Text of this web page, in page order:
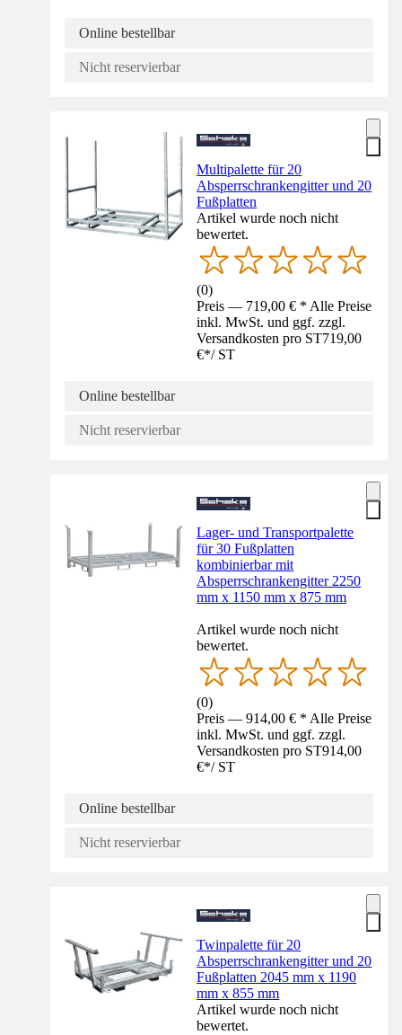
Online bestellbar
Nicht reservierbar
Multipalette für 20
Absperrschrankengitter und 20
Fußplatten
Artikel wurde noch nicht
bewertet.
(0)
Preis — 719,00 € * Alle Preise
inkl. MwSt. und ggf. zzgl.
Versandkosten pro ST719,00
€*/ ST
Online bestellbar
Nicht reservierbar
Lager- und Transportpalette
für 30 Fußplatten
kombinierbar mit
Absperrschrankengitter 2250
mm x 1150 mm x 875 mm
Artikel wurde noch nicht
bewertet.
(0)
Preis — 914,00 € * Alle Preise
inkl. MwSt. und ggf. zzgl.
Versandkosten pro ST914,00
€*/ ST
Online bestellbar
Nicht reservierbar
Twinpalette für 20
Absperrschrankengitter und 20
Fußplatten 2045 mm x 1190
mm x 855 mm
Artikel wurde noch nicht
bewertet.